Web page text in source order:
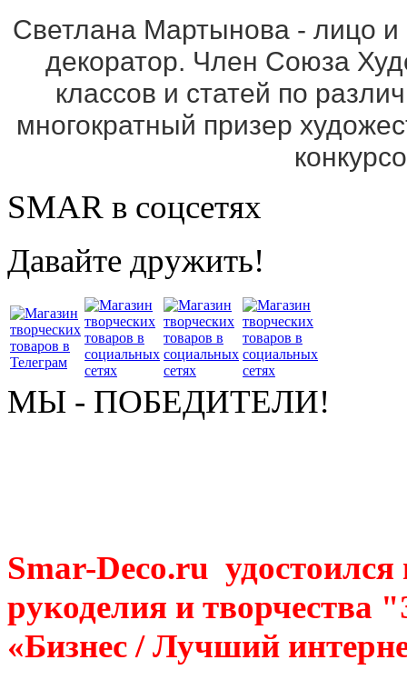
Светлана Мартынова - лицо
декоратор. Член Союза
классов и статей по
многократный призер
SMAR в соцсетях
Давайте дружить!
МЫ - ПОБЕДИТЕЛИ!
Smar-Deco.ru
рукоделия и творчества
«Бизнес / Лучший